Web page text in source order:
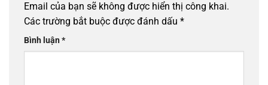
Email của bạn sẽ không được hiển thị công khai.
Các trường bắt buộc được đánh dấu *
Bình luận*